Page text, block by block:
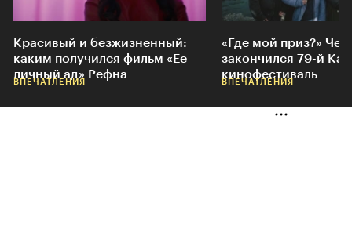
Красивый и безжизненный:
каким получился фильм «Ее
личный ад» Рефна
ВПЕЧАТЛЕНИЯ
«Где мой приз?» Чем
закончился 79-й
кинофестиваль
ВПЕЧАТЛЕНИЯ